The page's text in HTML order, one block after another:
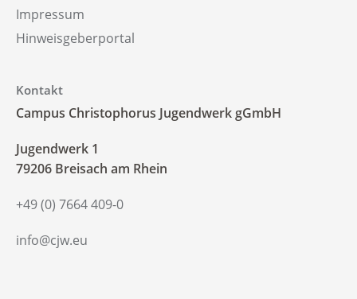
Impressum
Hinweisgeberportal
Kontakt
Campus Christophorus Jugendwerk gGmbH
‍Jugendwerk 1
79206 Breisach am Rhein
+49 (0) 7664 409-0
info@cjw.eu